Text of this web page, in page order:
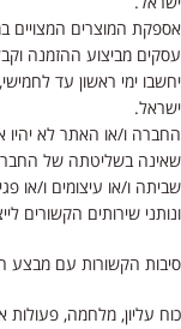
עסקים מביצוע ההזמנה
יחשבו ימי ראשון עד
ישראל.
החברה ו/או האתר לא יהיו
שאינה בשליטתה של
שביתה ו/או עיצומים ו/או
ונותני שירותים הקשורים
סיבות הקשורות עם מבצע
כוח עליון, מלחמה, פעולות